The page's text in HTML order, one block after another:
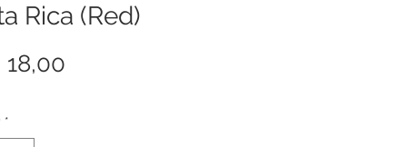
Rica (Red)
18,00
*